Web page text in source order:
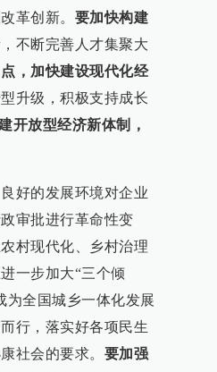
革创新。 要加快构建
不断完善人才集聚大
，加快建设现代化经
升级，积极支持成长
开放型经济新体制，
好的发展环境对企业
审批进行革命性变
村现代化、乡村治理
一步加大“三个倾
为全国城乡一体化发展
行，落实好各项民生
社会的要求。 要加强